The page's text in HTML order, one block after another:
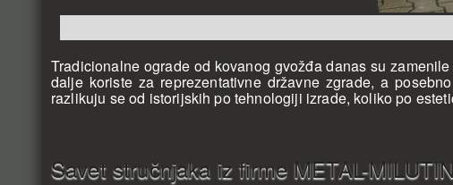
Tradicionalne ograde od kovanog gvožđa danas su
dalje koriste za reprezentativne državne zgrade, a
razlikuju se od istorijskih po tehnologiji izrade, koliko po
Savet stručnjaka iz firme METAL-